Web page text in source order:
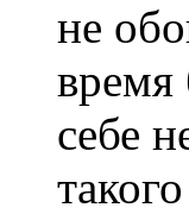
не
время
себе